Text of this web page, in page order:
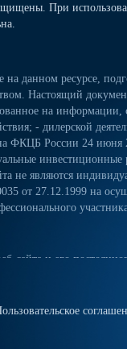
При
данном ресурсе,
Настоящий
на
- дилерской
ФКЦБ России 24 июня
не являются
от 27.12.1999 на
сайта и его
которые